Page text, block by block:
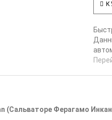
(Сальваторе Ферагамо